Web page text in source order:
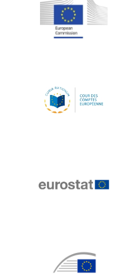
Jean-Louis Schiltz
Jean-Victor Louis
Johnny Åkerholm
Katharien L.C. Hunt
Klaus-Heiner Lehne
Koen LENAERTS